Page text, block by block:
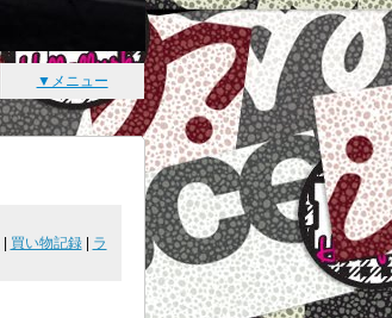
▼メニュー
買い物記録|
ラ